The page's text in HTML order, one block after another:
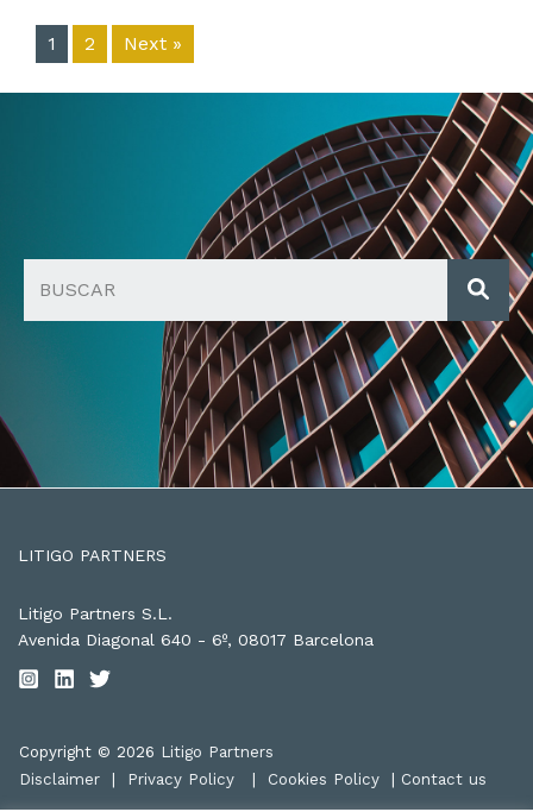
1 2 Next »
LITIGO PARTNERS
Litigo Partners S.L.
Avenida Diagonal 640 - 6º, 08017 Barcelona
Copyright © 2026 Litigo Partners
Disclaimer | Privacy Policy | Cookies Policy | Contact us